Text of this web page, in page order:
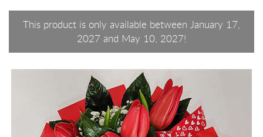
This product is only available between January 17,
2027 and May 10, 2027!